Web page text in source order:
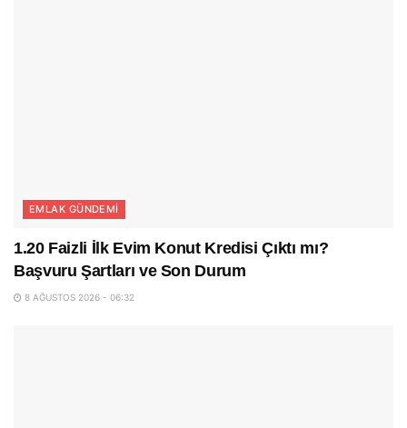
EMLAK GÜNDEMI
1.20 Faizli İlk Evim Konut Kredisi Çıktı mı?
Başvuru Şartları ve Son Durum
8 AĞUSTOS 2026 - 06:32